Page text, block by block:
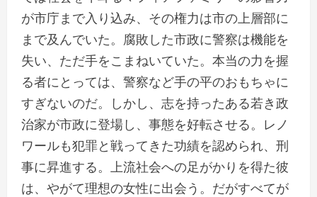
が市庁まで入り込み、その権力は市の上層部に
まで及んでいた。腐敗した市政に警察は機能を
失い、ただ手をこまねいていた。本当の力を握
る者にとっては、警察など手の平のおもちゃに
すぎないのだ。しかし、志を持ったある若き政
治家が市政に登場し、事態を好転させる。レノ
ワールも犯罪と戦ってきた功績を認められ、刑
事に昇進する。上流社会への足がかりを得た彼
は、やがて理想の女性に出会う。だがすべてが